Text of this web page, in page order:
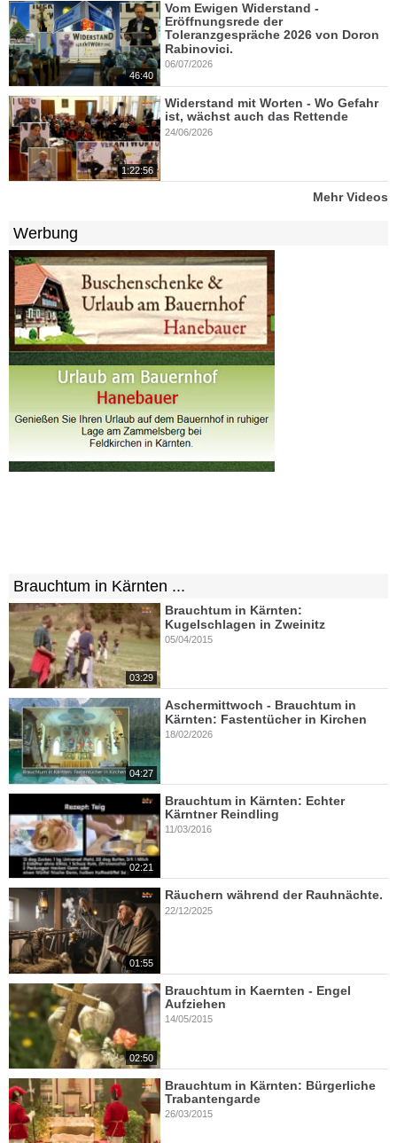
46:40
Vom Ewigen Widerstand -
Eröffnungsrede der
Toleranzgespräche 2026 von Doron
Rabinovici.
06/07/2026
1:22:56
Widerstand mit Worten - Wo Gefahr
ist, wächst auch das Rettende
24/06/2026
Mehr Videos
Werbung
Brauchtum in Kärnten ...
03:29
Brauchtum in Kärnten:
Kugelschlagen in Zweinitz
05/04/2015
04:27
Aschermittwoch - Brauchtum in
Kärnten: Fastentücher in Kirchen
18/02/2026
02:21
Brauchtum in Kärnten: Echter
Kärntner Reindling
11/03/2016
01:55
Räuchern während der Rauhnächte.
22/12/2025
02:50
Brauchtum in Kaernten - Engel
Aufziehen
14/05/2015
Brauchtum in Kärnten: Bürgerliche
Trabantengarde
26/03/2015